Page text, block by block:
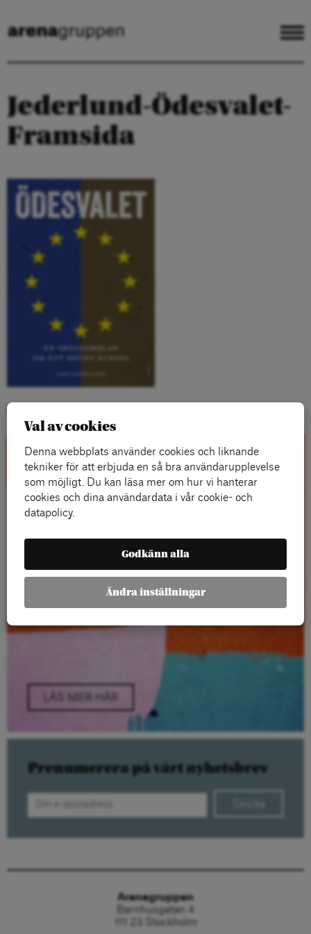
Jederlund-Ödesvalet-
Framsida
Kategorier:
Kontakta oss
LÄS MER HÄR
Prenumerera på vårt nyhetsbrev
Arenagruppen
Barnhusgatan 4
111 23 Stockholm
Val av cookies
Denna webbplats använder cookies och liknande
tekniker för att erbjuda en så bra användarupplevelse
som möjligt. Du kan läsa mer om hur vi hanterar
cookies och dina användardata i vår cookie- och
datapolicy.
Godkänn alla
Ändra inställningar